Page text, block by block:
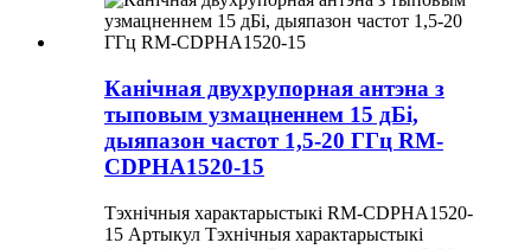
Канічная двухрупорная антэна з
тыповым узмацненнем 15 дБі,
дыяпазон частот 1,5-20 ГГц RM-
CDPHA1520-15
Тэхнічныя характарыстыкі RM-CDPHA1520-
15 Артыкул Тэхнічныя характарыстыкі